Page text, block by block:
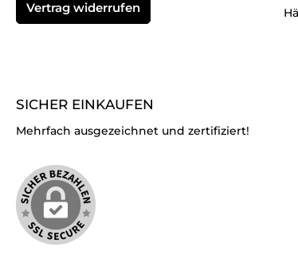
Vertrag widerrufen
SICHER EINKAUFEN
Mehrfach ausgezeichnet und zertifiziert!